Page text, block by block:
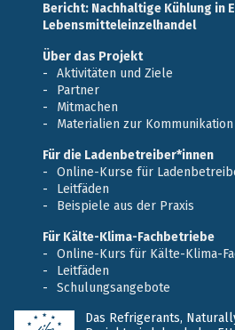
Bericht: Nachhaltige Kühlung in
Lebensmitteleinzelhandel
Über das Projekt
Aktivitäten und Ziele
Partner
Mitmachen
Materialien zur Kommunikation
Für die Ladenbetreiber*innen
Online-Kurse für
Leitfäden
Beispiele aus der Praxis
Für Kälte-Klima-Fachbetriebe
Online-Kurs für Kälte-Klima-
Leitfäden
Schulungsangebote
Das Refrigerants,